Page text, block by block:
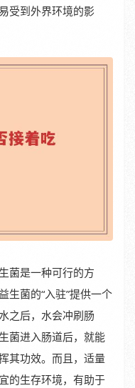
受到外界环境的影
菌是一种可行的方
生菌的“入驻”提供一个
之后，水会冲刷肠
菌进入肠道后，就能
其功效。而且，适量
的生存环境，有助于